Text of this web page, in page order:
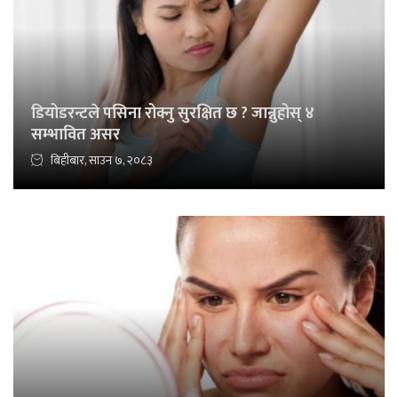
डियोडरन्टले पसिना रोक्नु सुरक्षित छ ? जान्नुहोस् ४
सम्भावित असर
बिहीबार, साउन ७, २०८३